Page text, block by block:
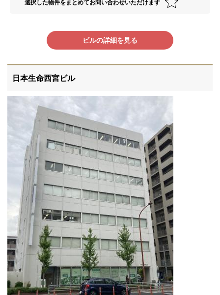
選択した物件をまとめてお問い合わせいただけます
ビルの詳細を見る
日本生命西宮ビル